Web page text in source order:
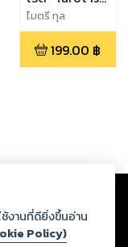
Your Friend"
เล่ม 1
ไมตรี ทุล
พันธุ์,นาฬิกาไพ่ทา
โรต์ 199.00 ฿
ว่าละเมิดสิทธิใน
ะศีลธรรม ดังนั้น ผู้อ่าน
และหากท่านพบว่าส่วน
งานที่ดียิ่งขึ้นอ่าน
Policy)